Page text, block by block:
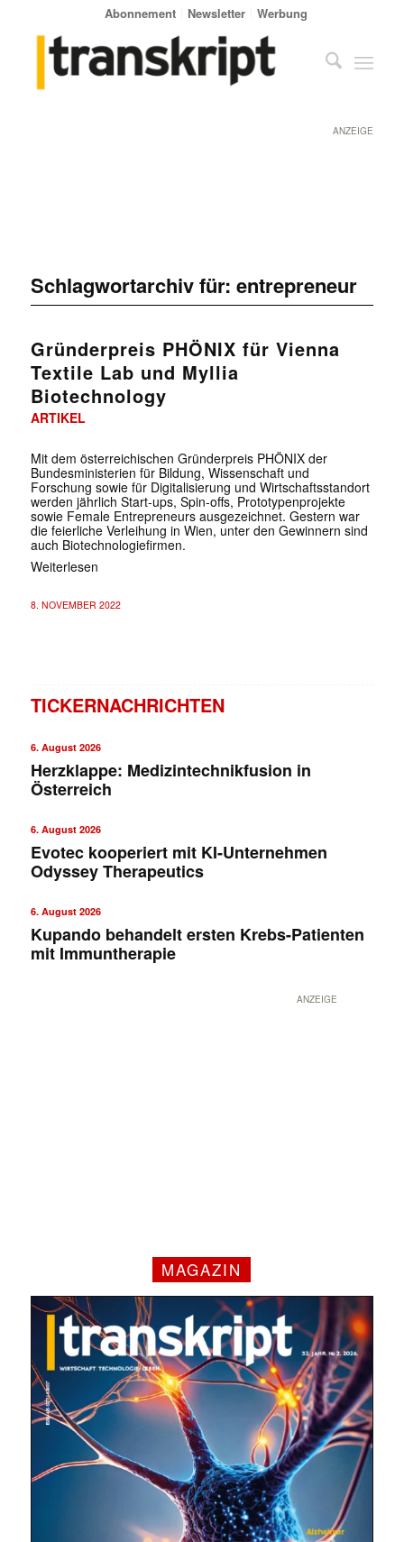
Abonnement Newsletter Werbung
ANZEIGE
Schlagwortarchiv für: entrepreneur
Gründerpreis PHÖNIX für Vienna
Textile Lab und Myllia
Biotechnology
ARTIKEL
Mit dem österreichischen Gründerpreis PHÖNIX der
Bundesministerien für Bildung, Wissenschaft und
Forschung sowie für Digitalisierung und Wirtschaftsstandort
werden jährlich Start-ups, Spin-offs, Prototypenprojekte
sowie Female Entrepreneurs ausgezeichnet. Gestern war
die feierliche Verleihung in Wien, unter den Gewinnern sind
auch Biotechnologiefirmen.
Weiterlesen
8. NOVEMBER 2022
TICKERNACHRICHTEN
6. August 2026
Herzklappe: Medizintechnikfusion in
Österreich
6. August 2026
Evotec kooperiert mit KI-Unternehmen
Odyssey Therapeutics
6. August 2026
Kupando behandelt ersten Krebs-Patienten
mit Immuntherapie
ANZEIGE
MAGAZIN